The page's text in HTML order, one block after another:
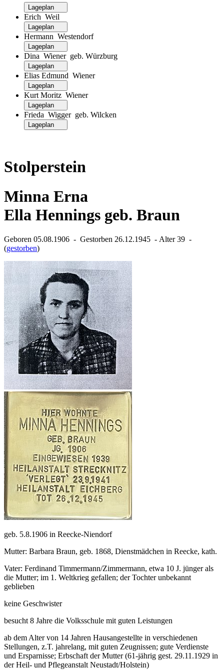
Erich Weil
Hermann Westendorf
Dina Wiener geb. Würzburg
Elias Edmund Wiener
Kurt Moritz Wiener
Frieda Wigger geb. Wilcken
Stolperstein
Minna Erna
Ella Hennings geb. Braun
Geboren 05.08.1906 ‐ Gestorben 26.12.1945 ‐ Alter 39 ‐
(gestorben)
geb. 5.8.1906 in Reecke-Niendorf
Mutter: Barbara Braun, geb. 1868, Dienstmädchen in Reecke, kath.
Vater: Ferdinand Timmermann/Zimmermann, etwa 10 J. jünger als
die Mutter; im 1. Weltkrieg gefallen; der Tochter unbekannt
geblieben
keine Geschwister
besucht 8 Jahre die Volksschule mit guten Leistungen
ab dem Alter von 14 Jahren Hausangestellte in verschiedenen
Stellungen, z.T. jahrelang, mit guten Zeugnissen; gute Verdienste
und Ersparnisse; Erbschaft der Mutter (61-jährig gest. 29.11.1929 in
der Heil- und Pflegeanstalt Neustadt/Holstein)